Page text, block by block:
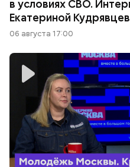
в условиях СВО.
Екатериной
06 августа 17:00